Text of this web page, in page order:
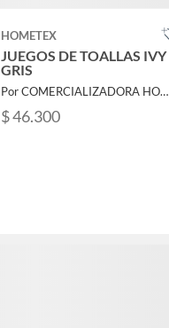
HOMETEX
JUEGOS DE TOALLAS IVY
GRIS
Por COMERCIALIZADORA HOMETEX CHOCOLO
$ 46.300